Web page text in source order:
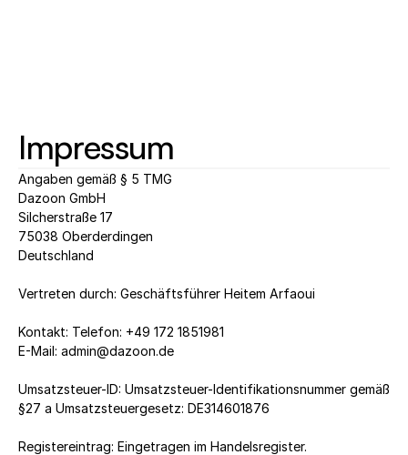
Impressum
Angaben gemäß § 5 TMG
Dazoon GmbH
Silcherstraße 17
75038 Oberderdingen
Deutschland
Vertreten durch: Geschäftsführer Heitem Arfaoui
Kontakt: Telefon: +49 172 1851981
E-Mail: admin@dazoon.de
Umsatzsteuer-ID: Umsatzsteuer-Identifikationsnummer gemäß
§27 a Umsatzsteuergesetz: DE314601876
Registereintrag: Eingetragen im Handelsregister.